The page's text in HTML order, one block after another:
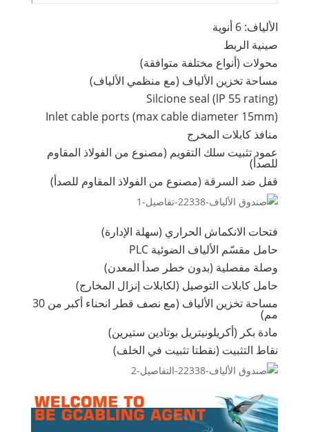
الألياف: 6 أنوية
صينية الربط
محولات (أنواع مختلفة متوافقة)
مساحة تخزين الألياف (مع منظمي الألياف)
Silcione seal (lP 55 rating)
Inlet cable ports (max cable diameter 15mm)
منافذ كابلات المخرج
عمود تثبيت سلك التقويم (مصنوع من الفولاذ المقاوم
للصدأ)
قفل ضد السرقة (مصنوع من الفولاذ المقاوم للصدأ)
فتحات الانكماش الحراري (سهلة الإدارة)
حامل مقسّم الألياف الضوئية PLC
وصلة مفصلية (بدون خطر صدأ المعدن)
حامل كابلات التوصيل (لكابلات إنزال المخارج)
مساحة تخزين الألياف (مع نصف قطر انحناء أكبر من 30
مم)
مادة بكر (أكريلونيتريل بوتادين ستيرين)
نقاط التثبيت (نقطتا تثبيت في الخلف)